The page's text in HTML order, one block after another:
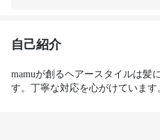
自己紹介
mamuが創るヘアースタイルは髪
す。丁寧な対応を心がけています